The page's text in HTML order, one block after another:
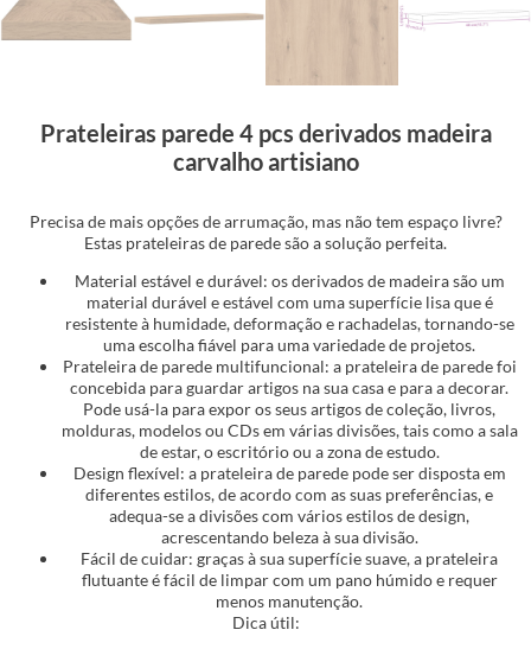
Prateleiras parede 4 pcs derivados madeira
carvalho artisiano
Precisa de mais opções de arrumação, mas não tem espaço livre?
Estas prateleiras de parede são a solução perfeita.
Material estável e durável: os derivados de madeira são um
material durável e estável com uma superfície lisa que é
resistente à humidade, deformação e rachadelas, tornando-se
uma escolha fiável para uma variedade de projetos.
Prateleira de parede multifuncional: a prateleira de parede foi
concebida para guardar artigos na sua casa e para a decorar.
Pode usá-la para expor os seus artigos de coleção, livros,
molduras, modelos ou CDs em várias divisões, tais como a sala
de estar, o escritório ou a zona de estudo.
Design flexível: a prateleira de parede pode ser disposta em
diferentes estilos, de acordo com as suas preferências, e
adequa-se a divisões com vários estilos de design,
acrescentando beleza à sua divisão.
Fácil de cuidar: graças à sua superfície suave, a prateleira
flutuante é fácil de limpar com um pano húmido e requer
menos manutenção.
Dica útil: